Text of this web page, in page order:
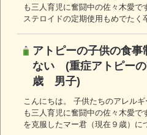
も三人育児に奮闘中の佐々木愛
ステロイドの定期使用もめでたく
アトピーの子供の食
ない (重症アトピー
歳 男子)
こんにちは。 子供たちのアレル
も三人育児に奮闘中の佐々木愛
を克服したマー君（現在９歳）に